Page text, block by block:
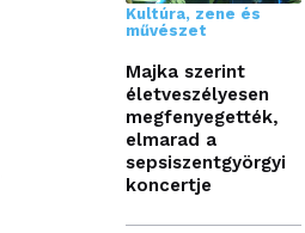
Kultúra, zene és
művészet
Majka szerint
életveszélyesen
megfenyegették,
elmarad a
sepsiszentgyörgyi
koncertje